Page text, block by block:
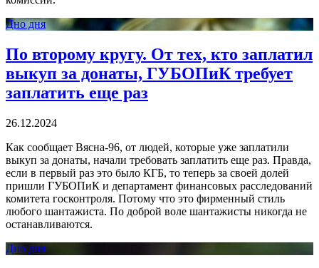
Дно дня
По второму кругу. От тех, кто заплатил
выкуп за донаты, ГУБОПиК требует
заплатить еще раз
26.12.2024
Как сообщает Вясна-96, от людей, которые уже заплатили
выкуп за донаты, начали требовать заплатить еще раз. Правда,
если в первый раз это было КГБ, то теперь за своей долей
пришли ГУБОПиК и департамент финансовых расследований
комитета госконтроля. Потому что это фирменный стиль
любого шантажиста. По доброй воле шантажисты никогда не
останавливаются.
Дно дня